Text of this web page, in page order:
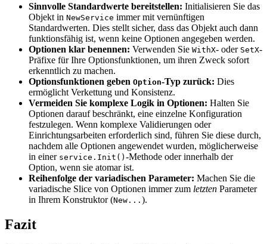
Sinnvolle Standardwerte bereitstellen: Initialisieren Sie das
Objekt in NewService immer mit vernünftigen
Standardwerten. Dies stellt sicher, dass das Objekt auch dann
funktionsfähig ist, wenn keine Optionen angegeben werden.
Optionen klar benennen: Verwenden Sie WithX- oder SetX-
Präfixe für Ihre Optionsfunktionen, um ihren Zweck sofort
erkenntlich zu machen.
Optionsfunktionen geben Option-Typ zurück: Dies
ermöglicht Verkettung und Konsistenz.
Vermeiden Sie komplexe Logik in Optionen: Halten Sie
Optionen darauf beschränkt, eine einzelne Konfiguration
festzulegen. Wenn komplexe Validierungen oder
Einrichtungsarbeiten erforderlich sind, führen Sie diese durch,
nachdem alle Optionen angewendet wurden, möglicherweise
in einer service.Init() -Methode oder innerhalb der
Option, wenn sie atomar ist.
Reihenfolge der variadischen Parameter: Machen Sie die
variadische Slice von Optionen immer zum letzten Parameter
in Ihrem Konstruktor (New... ).
Fazit